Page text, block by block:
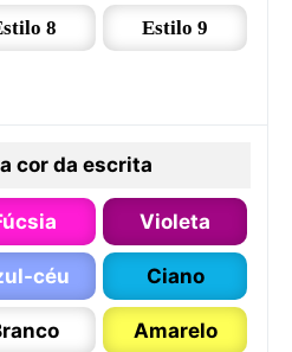
8 Estilo 9
cor da escrita
Violeta
céu Ciano
Amarelo